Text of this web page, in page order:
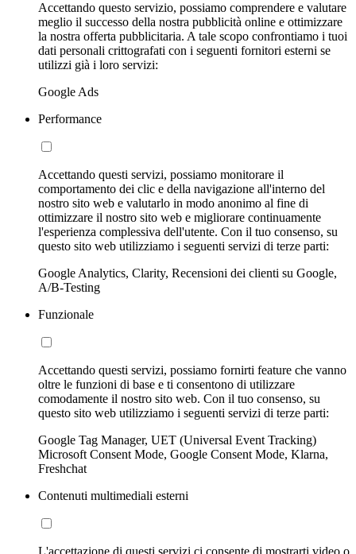
Accettando questo servizio, possiamo comprendere e valutare
meglio il successo della nostra pubblicità online e ottimizzare
la nostra offerta pubblicitaria. A tale scopo confrontiamo i tuoi
dati personali crittografati con i seguenti fornitori esterni se
utilizzi già i loro servizi:
Google Ads
Performance
Accettando questi servizi, possiamo monitorare il
comportamento dei clic e della navigazione all'interno del
nostro sito web e valutarlo in modo anonimo al fine di
ottimizzare il nostro sito web e migliorare continuamente
l'esperienza complessiva dell'utente. Con il tuo consenso, su
questo sito web utilizziamo i seguenti servizi di terze parti:
Google Analytics, Clarity, Recensioni dei clienti su Google,
A/B-Testing
Funzionale
Accettando questi servizi, possiamo fornirti feature che vanno
oltre le funzioni di base e ti consentono di utilizzare
comodamente il nostro sito web. Con il tuo consenso, su
questo sito web utilizziamo i seguenti servizi di terze parti:
Google Tag Manager, UET (Universal Event Tracking)
Microsoft Consent Mode, Google Consent Mode, Klarna,
Freshchat
Contenuti multimediali esterni